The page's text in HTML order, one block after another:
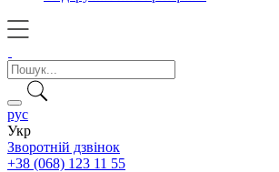
рус
Укр
Зворотній дзвінок
+38 (068) 123 11 55